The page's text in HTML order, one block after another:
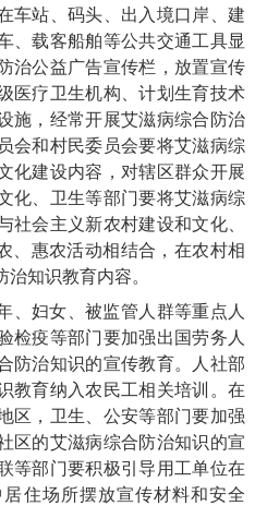
车站、码头、出入境口岸、建
、载客船舶等公共交通工具显
治公益广告宣传栏，放置宣传
医疗卫生机构、计划生育技术
施，经常开展艾滋病综合防治
会和村民委员会要将艾滋病综
化建设内容，对辖区群众开展
化、卫生等部门要将艾滋病综
社会主义新农村建设和文化、
、惠农活动相结合，在农村相
知识教育内容。
、妇女、被监管人群等重点人
检疫等部门要加强出国劳务人
防治知识的宣传教育。人社部
教育纳入农民工相关培训。在
区，卫生、公安等部门要加强
区的艾滋病综合防治知识的宣
等部门要积极引导用工单位在
住场所摆放宣传材料和安全